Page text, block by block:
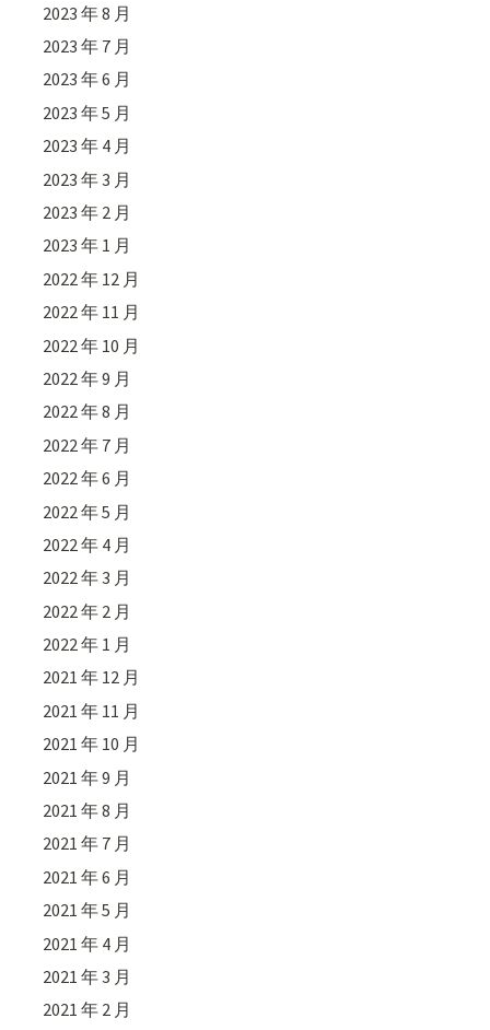
2023 年 8 月
2023 年 7 月
2023 年 6 月
2023 年 5 月
2023 年 4 月
2023 年 3 月
2023 年 2 月
2023 年 1 月
2022 年 12 月
2022 年 11 月
2022 年 10 月
2022 年 9 月
2022 年 8 月
2022 年 7 月
2022 年 6 月
2022 年 5 月
2022 年 4 月
2022 年 3 月
2022 年 2 月
2022 年 1 月
2021 年 12 月
2021 年 11 月
2021 年 10 月
2021 年 9 月
2021 年 8 月
2021 年 7 月
2021 年 6 月
2021 年 5 月
2021 年 4 月
2021 年 3 月
2021 年 2 月